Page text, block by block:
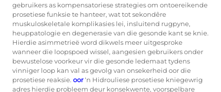
gebruikers as kompensatoriese strategies om ontoereikende
prosetiese funksie te hanteer, wat tot sekondêre
muskuloskeletale komplikasies lei, insluitend rugpyne,
heuppatologie en degenerasie van die gesonde kant se knie.
Hierdie asimmetrieë word dikwels meer uitgesproke
wanneer die loopspoed wissel, aangesien gebruikers onder
bewustelose voorkeur vir die gesonde ledemaat tydens
vinniger loop kan val as gevolg van onsekerheid oor die
prosetiese reaksie. oor‘n Hidrouliese prosetiese kniegewrig
adres hierdie probleem deur konsekwente, voorspelbare